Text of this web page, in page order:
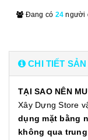
Đang có 24 người
CHI TIẾT
TẠI SAO NÊN
Xây Dựng Store
dụng mặt bằng
không qua